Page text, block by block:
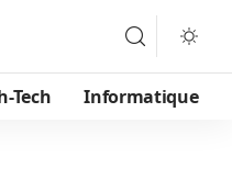
Tech Informatique